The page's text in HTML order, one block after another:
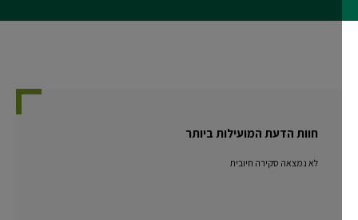
חוות הדעת המועילות ביותר
לא נמצאה סקירה חיובית